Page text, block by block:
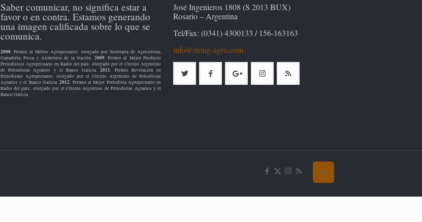
Saber comunicar, no significa estar a
favor o en contra. Estamos generando
una imagen calificada sobre lo que se
comunica.
2000. Premio al Mérito Agropecuario; otorgado por Secretaría de Agricultura,
Ganadería, Pesca y Alimentos de la Nación. 2009. Premio al Mejor Producto
Periodístico Agropecuario en Radio del país; otorgado por el Círculo Argentino
de Periodistas Agrarios y el Banco Galicia.2011. Premio Revelación en
Periodismo Agropecuario; otorgado por el Círculo Argentino de Periodistas
Agrarios y el Banco Galicia.2012. Premio al Mejor Periodista Agropecuario en
Radio del país; otorgado por el Círculo Argentino de Periodistas Agrarios y el
Banco Galicia.
José Ingenieros 1808 (S 2013 BUX)
Rosario – Argentina
Tel/Fax: (0341) 4300133 / 156-163163
info@string-agro.com